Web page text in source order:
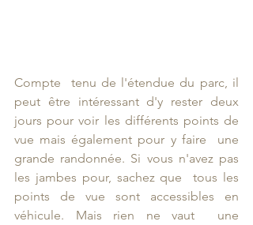
Compte  tenu de l'étendue du parc, il
peut être intéressant d'y rester deux
jours pour voir les différents points de
vue mais également pour y faire  une
grande randonnée. Si vous n'avez pas
les jambes pour, sachez que  tous les
points de vue sont accessibles en
véhicule. Mais rien ne vaut  une